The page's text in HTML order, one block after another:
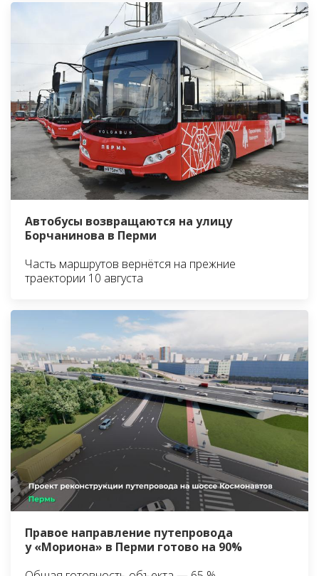
Автобусы возвращаются на улицу
Борчанинова в Перми
Часть маршрутов вернётся на прежние
траектории 10 августа
Правое направление путепровода
у «Мориона» в Перми готово на 90%